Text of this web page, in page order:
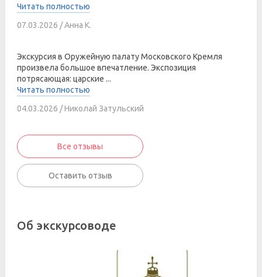
Читать полностью
07.03.2026 / Анна К.
Экскурсия в Оружейную палату Московского Кремля
произвела большое впечатление. Экспозиция
потрясающая: царские ...
Читать полностью
04.03.2026 / Николай Затульский
Все отзывы
Оставить отзыв
Об экскурсоводе